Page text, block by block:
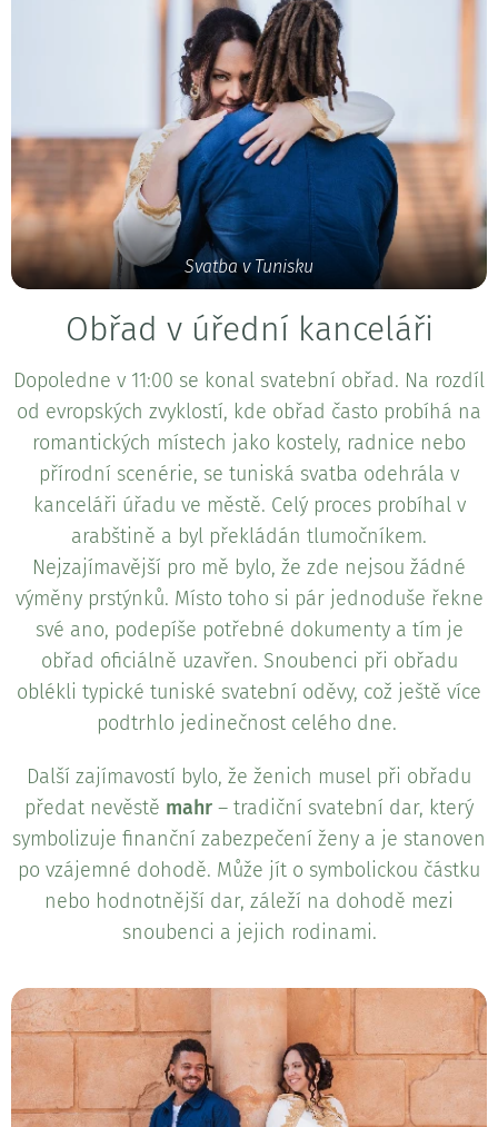
Svatba v Tunisku
Obřad v úřední kanceláři
Dopoledne v 11:00 se konal svatební obřad. Na rozdíl
od evropských zvyklostí, kde obřad často probíhá na
romantických místech jako kostely, radnice nebo
přírodní scenérie, se tuniská svatba odehrála v
kanceláři úřadu ve městě. Celý proces probíhal v
arabštině a byl překládán tlumočníkem.
Nejzajímavější pro mě bylo, že zde nejsou žádné
výměny prstýnků. Místo toho si pár jednoduše řekne
své ano, podepíše potřebné dokumenty a tím je
obřad oficiálně uzavřen. Snoubenci při obřadu
oblékli typické tuniské svatební oděvy, což ještě více
podtrhlo jedinečnost celého dne.
Další zajímavostí bylo, že ženich musel při obřadu
předat nevěstě mahr – tradiční svatební dar, který
symbolizuje finanční zabezpečení ženy a je stanoven
po vzájemné dohodě. Může jít o symbolickou částku
nebo hodnotnější dar, záleží na dohodě mezi
snoubenci a jejich rodinami.